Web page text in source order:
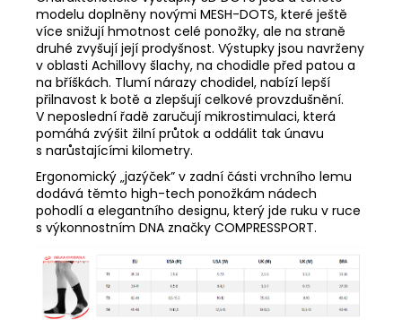
modelu doplněny novými MESH-DOTS, které ještě
více snižují hmotnost celé ponožky, ale na straně
druhé zvyšují její prodyšnost. Výstupky jsou navrženy
v oblasti Achillovy šlachy, na chodidle před patou a
na bříškách. Tlumí nárazy chodidel, nabízí lepší
přilnavost k botě a zlepšují celkové provzdušnění.
V neposlední řadě zaručují mikrostimulaci, která
pomáhá zvýšit žilní průtok a oddálit tak únavu
s narůstajícími kilometry.
Ergonomický „jazýček” v zadní části vrchního lemu
dodává těmto high-tech ponožkám nádech
pohodlí a elegantního designu, který jde ruku v ruce
s výkonnostním DNA značky COMPRESSPORT.